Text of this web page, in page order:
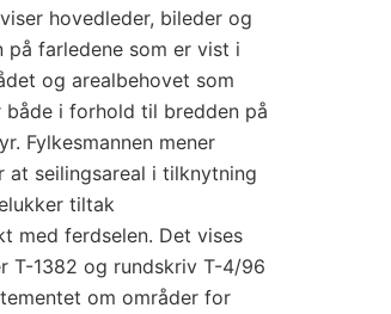
hovedleder, bileder og
på farledene som er vist i
og arealbehovet som
i forhold til bredden på
Fylkesmannen mener
seilingsareal i tilknytning
tiltak
med ferdselen. Det vises
T-1382 og rundskriv T-4/96
om områder for